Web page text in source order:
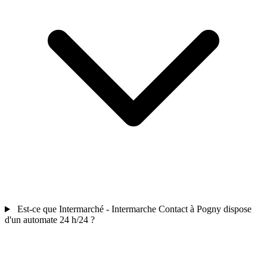
Est-ce que Intermarché - Intermarche Contact à Pogny dispose
d'un automate 24 h/24 ?